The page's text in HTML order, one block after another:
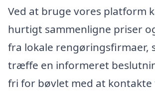
Ved at bruge vores platform
hurtigt sammenligne priser
fra lokale rengøringsfirmaer,
træffe en informeret
fri for bøvlet med at kontakte